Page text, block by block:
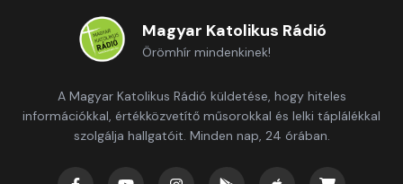
Magyar Katolikus Rádió
Örömhír mindenkinek!
A Magyar Katolikus Rádió küldetése, hogy hiteles
információkkal, értékközvetítő műsorokkal és lelki táplálékkal
szolgálja hallgatóit. Minden nap, 24 órában.